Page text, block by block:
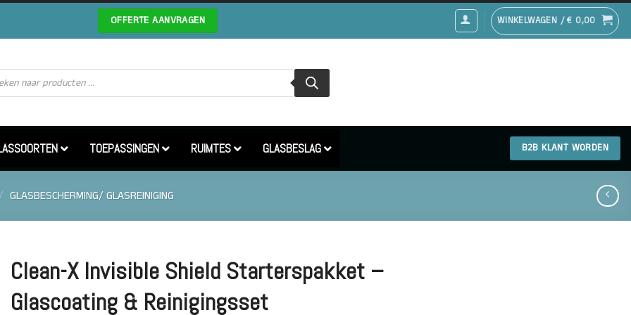
OFFERTE AANVRAGEN WINKELWAGEN /€ 0,00
TOEPASSINGEN RUIMTES GLASBESLAG B2B KLANT WORDEN
/ GLASBESCHERMING/ GLASREINIGING
Clean-X Invisible Shield Starterspakket –
Glascoating & Reinigingsset